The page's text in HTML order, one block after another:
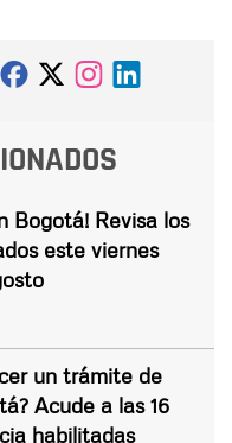
Bogotá! Revisa los
este viernes
un trámite de
Acude a las 16
habilitadas